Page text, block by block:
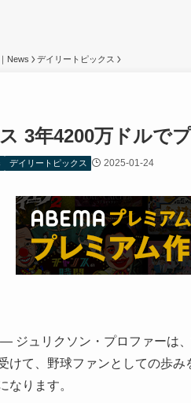
News デイリートピックス
3年4200万ドルで
デイリートピックス 2025-01-24
ジュリクソン・プロファーは
けて、野球ファンとしての歩
なります。